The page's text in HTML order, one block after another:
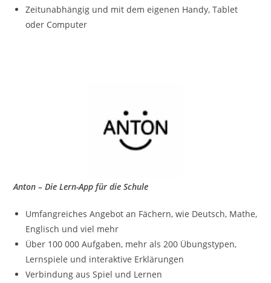
Zeitunabhängig und mit dem eigenen Handy, Tablet
oder Computer
Anton – Die Lern-App für die Schule
Umfangreiches Angebot an Fächern, wie Deutsch, Mathe,
Englisch und viel mehr
Über 100 000 Aufgaben, mehr als 200 Übungstypen,
Lernspiele und interaktive Erklärungen
Verbindung aus Spiel und Lernen